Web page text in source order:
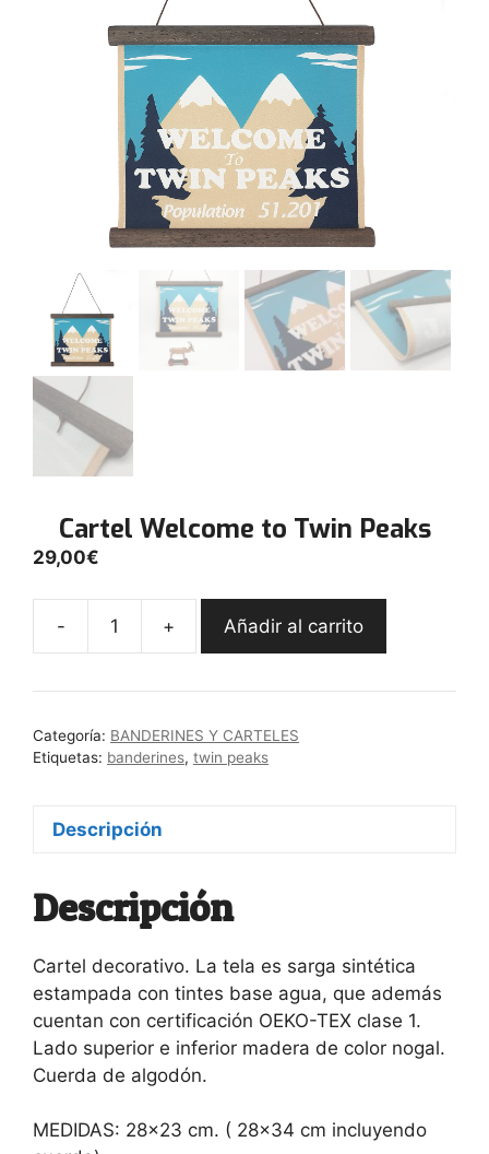
Cartel Welcome to Twin Peaks
29,00€
-
Cartel
to
Peaks
+ Añadir al carrito
Categoría: BANDERINES Y CARTELES
Etiquetas: banderines, twin peaks
Descripción
Descripción
Cartel decorativo. La tela es sarga sintética
estampada con tintes base agua, que además
cuentan con certificación OEKO-TEX clase 1.
Lado superior e inferior madera de color nogal.
Cuerda de algodón.
MEDIDAS: 28×23 cm. ( 28×34 cm incluyendo